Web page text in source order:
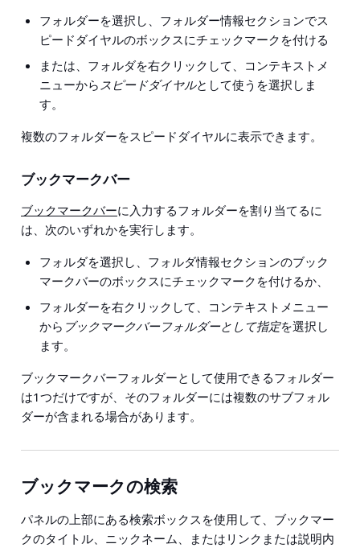
フォルダーを選択し、フォルダー情報セクションでス
ピードダイヤルのボックスにチェックマークを付ける
または、フォルダを右クリックして、コンテキストメ
ニューからスピードダイヤルとして使うを選択しま
す。
複数のフォルダーをスピードダイヤルに表示できます。
ブックマークバー
ブックマークバーに入力するフォルダーを割り当てるに
は、次のいずれかを実行します。
フォルダを選択し、フォルダ情報セクションのブック
マークバーのボックスにチェックマークを付けるか、
フォルダーを右クリックして、コンテキストメニュー
から ブックマークバーフォルダーとして指定を選択し
ます。
ブックマークバーフォルダーとして使用できるフォルダー
は1つだけですが、そのフォルダーには複数のサブフォル
ダーが含まれる場合があります。
ブックマークの検索
パネルの上部にある検索ボックスを使用して、ブックマー
クのタイトル、ニックネーム、またはリンクまたは説明内